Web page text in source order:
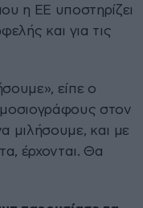
η ΕΕ υποστηρίζει
και για τις
είπε ο
στον
μιλήσουμε, και με
έρχονται. Θα